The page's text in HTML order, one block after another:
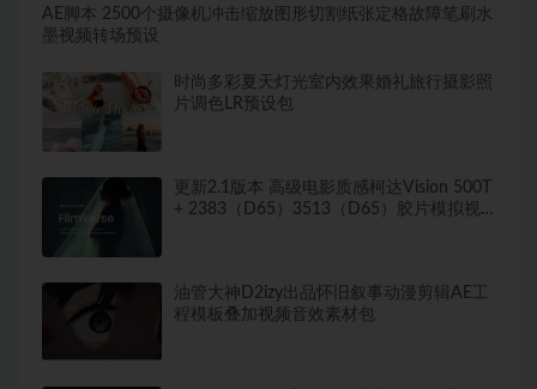
AE脚本 2500个摄像机冲击缩放图形切割纸张定格故障笔刷水
墨视频转场预设
时尚多彩夏天灯光室内效果婚礼旅行摄影照
片调色LR预设包
更新2.1版本 高级电影质感柯达Vision 500T
+ 2383（D65）3513（D65）胶片模拟视
油管大神D2izy出品怀旧叙事动漫剪辑AE工
程模板叠加视频音效素材包